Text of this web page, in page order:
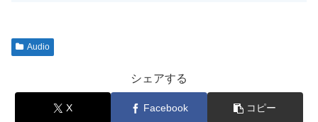
Audio
シェアする
X Facebook コピー